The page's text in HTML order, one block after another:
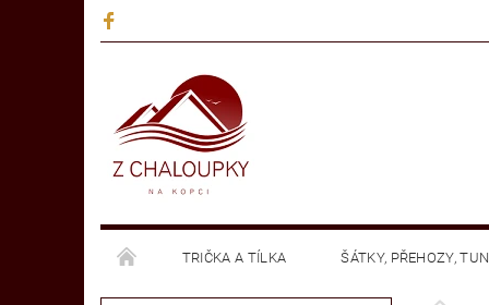
TRIČKA A TÍLKA ŠÁTKY, PŘEHOZY,